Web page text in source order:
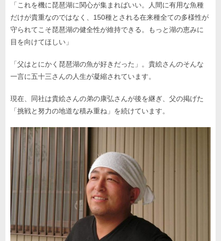
「これを機に琵琶湖に関心が集まればいい。人間に有用な魚種
だけが貴重なのではなく、150種とされる在来種全ての多様性が
守られてこそ琵琶湖の健全性が維持できる。もっと湖の恵みに
目を向けてほしい」
「父はとにかく琵琶湖の魚が好きだった」。貴絵さんのそんな
一言に五十三さんの人生が凝縮されています。
現在、同社は貴絵さんの弟の康弘さんが後を継ぎ、父の掲げた
「挑戦と努力の地道な積み重ね」を続けています。